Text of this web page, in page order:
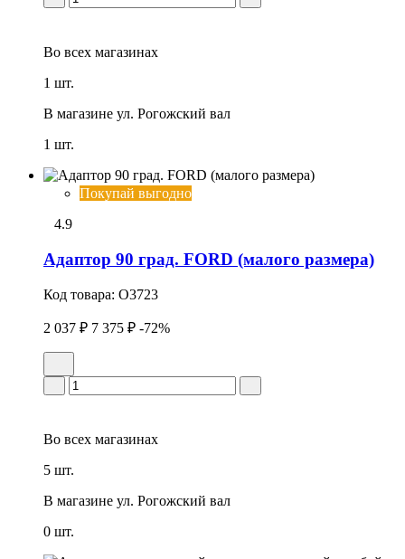
Во всех магазинах
1 шт.
В магазине ул. Рогожский вал
1 шт.
Покупай выгодно
4.9
Адаптор 90 град. FORD (малого размера)
Код товара: O3723
2 037 ₽ 7 375 ₽ -72%
Во всех магазинах
5 шт.
В магазине ул. Рогожский вал
0 шт.